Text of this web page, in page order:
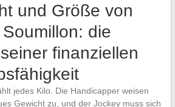
und Größe von
die
finanziellen
jedes Kilo. Die Handicapper weisen
Gewicht zu, und der Jockey muss sich